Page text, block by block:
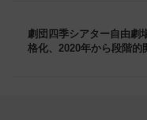
劇団四季シアター自由劇
格化、2020年から段階的